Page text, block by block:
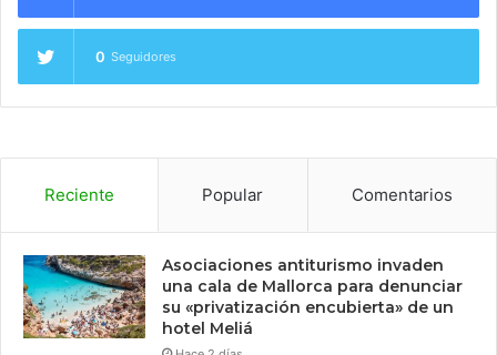
0 Seguidores
Reciente Popular Comentarios
Asociaciones antiturismo invaden
una cala de Mallorca para denunciar
su «privatización encubierta» de un
hotel Meliá